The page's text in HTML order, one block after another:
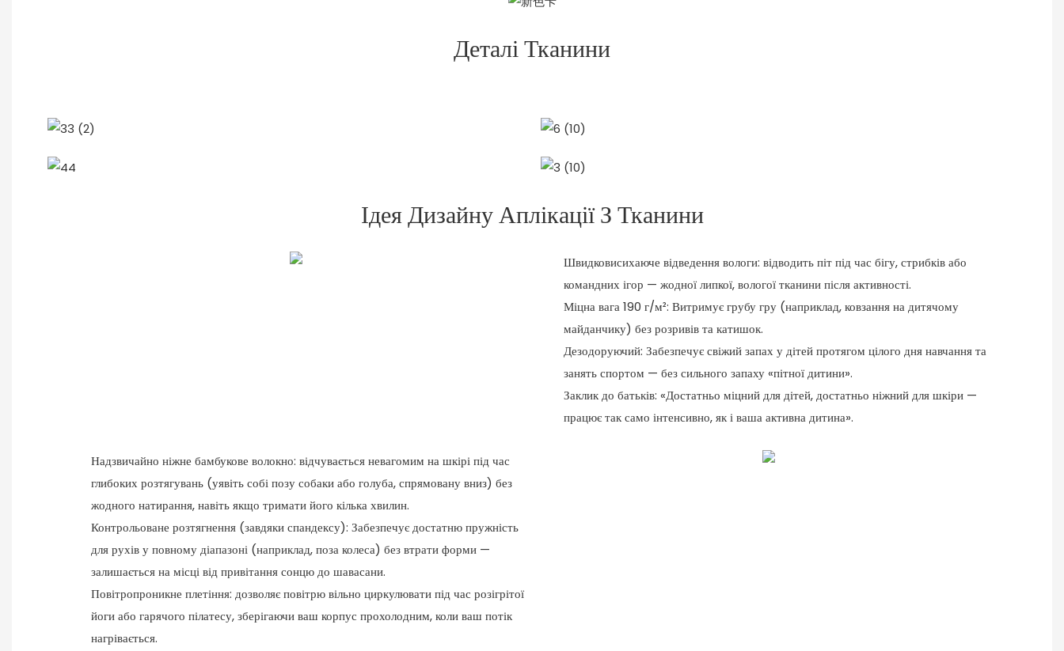
Деталі Тканини
Ідея Дизайну Аплікації З Тканини
Швидковисихаюче відведення вологи: відводить піт під час бігу, стрибків або
командних ігор — жодної липкої, вологої тканини після активності.
Міцна вага 190 г/м²: Витримує грубу гру (наприклад, ковзання на дитячому
майданчику) без розривів та катишок.
Дезодоруючий: Забезпечує свіжий запах у дітей протягом цілого дня навчання та
занять спортом — без сильного запаху «пітної дитини».
Заклик до батьків: «Достатньо міцний для дітей, достатньо ніжний для шкіри —
працює так само інтенсивно, як і ваша активна дитина».
Надзвичайно ніжне бамбукове волокно: відчувається невагомим на шкірі під час
глибоких розтягувань (уявіть собі позу собаки або голуба, спрямовану вниз) без
жодного натирання, навіть якщо тримати його кілька хвилин.
Контрольоване розтягнення (завдяки спандексу): Забезпечує достатню пружність
для рухів у повному діапазоні (наприклад, поза колеса) без втрати форми —
залишається на місці від привітання сонцю до шавасани.
Повітропроникне плетіння: дозволяє повітрю вільно циркулювати під час розігрітої
йоги або гарячого пілатесу, зберігаючи ваш корпус прохолодним, коли ваш потік
нагрівається.